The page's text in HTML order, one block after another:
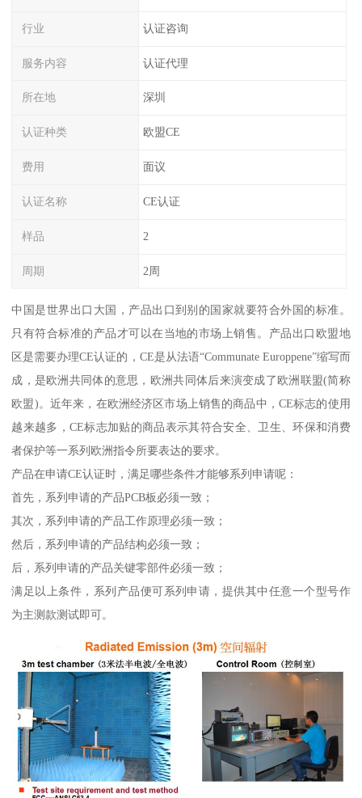
行业 认证咨询
服务内容 认证代理
所在地 深圳
认证种类 欧盟CE
费用 面议
认证名称 CE认证
样品 2
周期 2周
中国是世界出口大国，产品出口到别的国家就要符合外国的标准。
只有符合标准的产品才可以在当地的市场上销售。产品出口欧盟地
区是需要办理CE认证的，CE是从法语“Communate Europpene”缩写而
成，是欧洲共同体的意思，欧洲共同体后来演变成了欧洲联盟(简称
欧盟)。近年来，在欧洲经济区市场上销售的商品中，CE标志的使用
越来越多，CE标志加贴的商品表示其符合安全、卫生、环保和消费
者保护等一系列欧洲指令所要表达的要求。
产品在申请CE认证时，满足哪些条件才能够系列申请呢：
首先，系列申请的产品PCB板必须一致；
其次，系列申请的产品工作原理必须一致；
然后，系列申请的产品结构必须一致；
后，系列申请的产品关键零部件必须一致；
满足以上条件，系列产品便可系列申请，提供其中任意一个型号作
为主测款测试即可。